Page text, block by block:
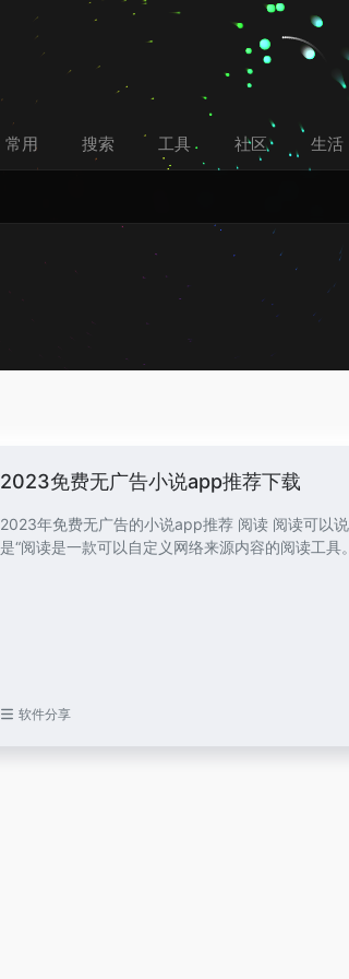
常用 搜索 工具 社区 生活
2023免费无广告小说app推荐下载
2023年免费无广告的小说app推荐 阅读 阅读可以
是“阅读是一款可以自定义网络来源内容的阅读工具
软件分享